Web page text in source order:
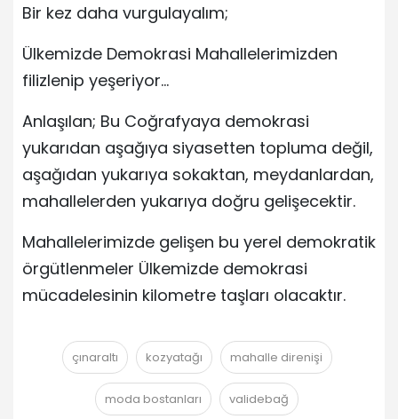
Bir kez daha vurgulayalım;
Ülkemizde Demokrasi Mahallelerimizden
filizlenip yeşeriyor…
Anlaşılan; Bu Coğrafyaya demokrasi
yukarıdan aşağıya siyasetten topluma değil,
aşağıdan yukarıya sokaktan, meydanlardan,
mahallelerden yukarıya doğru gelişecektir.
Mahallelerimizde gelişen bu yerel demokratik
örgütlenmeler Ülkemizde demokrasi
mücadelesinin kilometre taşları olacaktır.
çınaraltı kozyatağı mahalle direnişi
moda bostanları validebağ